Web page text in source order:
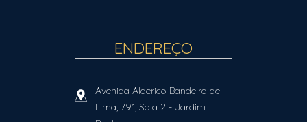
ENDEREÇO
Avenida Alderico Bandeira de
Lima, 791, Sala 2 - Jardim